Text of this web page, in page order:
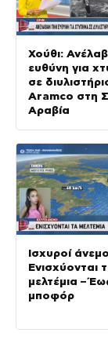
Χούθι:
ευθύνη για
σε
Aramco στη
Αραβία
Ισχυροί
Ενισχύονται
μελτέμια –
μποφόρ